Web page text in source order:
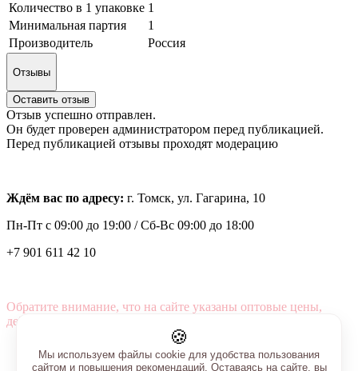
Количество в 1 упаковке 1
Минимальная партия
1
Производитель
Россия
Отзывы
Оставить отзыв
Отзыв успешно отправлен.
Он будет проверен администратором перед публикацией.
Перед публикацией отзывы проходят модерацию
Ждём вас по адресу: г. Томск, ул. Гагарина, 10
Пн-Пт с 09:00 до 19:00 /Сб-Вс 09:00 до 18:00
+7 901 611 42 10
Обратите внимание, что на сайте указаны оптовые цены,
действующие при первом заказе от 3000 рублей.
🍪
Мы используем файлы cookie для удобства пользования
сайтом и повышения рекомендаций. Оставаясь на сайте, вы